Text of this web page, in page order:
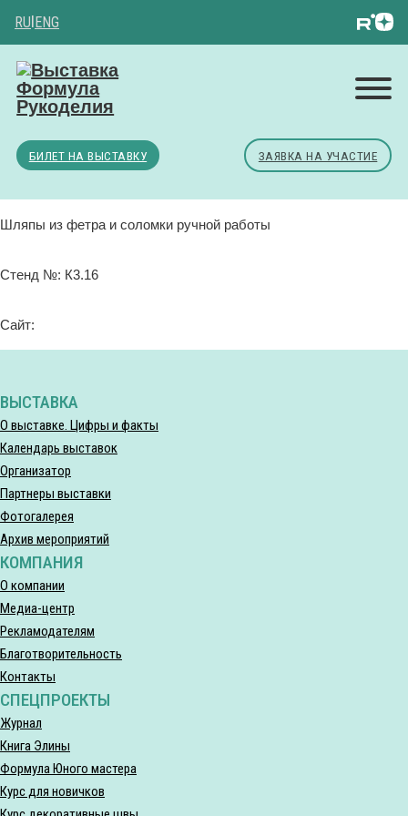
RU|ENG
БИЛЕТ НА ВЫСТАВКУ ЗАЯВКА НА УЧАСТИЕ
Шляпы из фетра и соломки ручной работы
Стенд №: К3.16
Сайт:
ВЫСТАВКА
О выставке. Цифры и факты
Календарь выставок
Организатор
Партнеры выставки
Фотогалерея
Архив мероприятий
КОМПАНИЯ
О компании
Медиа-центр
Рекламодателям
Благотворительность
Контакты
СПЕЦПРОЕКТЫ
Журнал
Книга Элины
Формула Юного мастера
Курс для новичков